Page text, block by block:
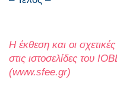
Η έκθεση και οι
στις ιστοσελίδες του
(www.sfee.gr)